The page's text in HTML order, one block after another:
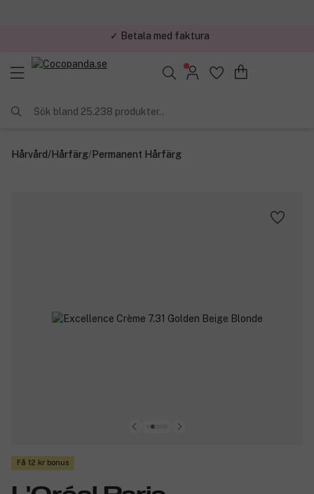
✓ Trygg E-handel
Sök bland 25.238 produkter..
Hårvård/Hårfärg/Permanent Hårfärg
Få 12 kr bonus